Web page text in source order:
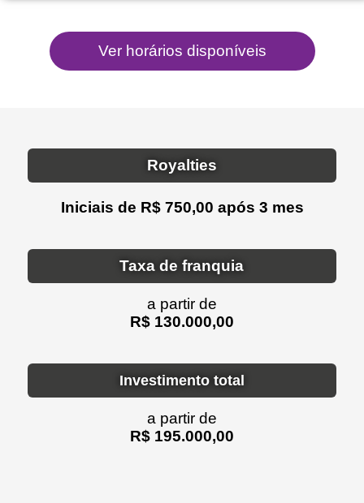
Royalties
Iniciais de R$ 750,00 após 3 mes
Taxa de franquia
a partir de
R$ 130.000,00
Investimento total
a partir de
R$ 195.000,00